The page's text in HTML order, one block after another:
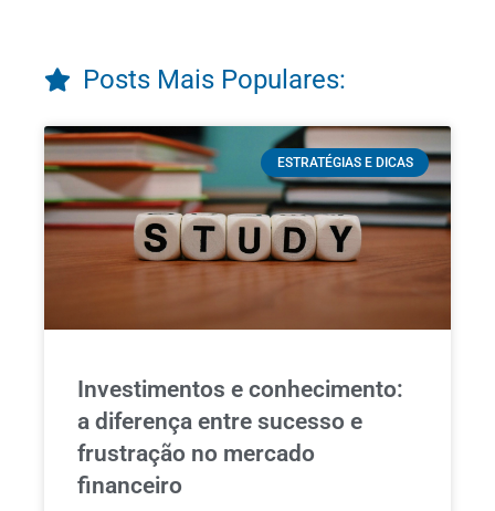
Posts Mais Populares:
ESTRATÉGIAS E DICAS
Investimentos e conhecimento:
a diferença entre sucesso e
frustração no mercado
financeiro